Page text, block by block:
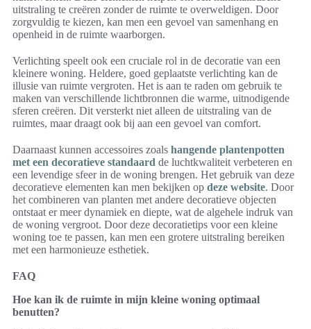
uitstraling te creëren zonder de ruimte te overweldigen. Door
zorgvuldig te kiezen, kan men een gevoel van samenhang en
openheid in de ruimte waarborgen.
Verlichting speelt ook een cruciale rol in de decoratie van een
kleinere woning. Heldere, goed geplaatste verlichting kan de
illusie van ruimte vergroten. Het is aan te raden om gebruik te
maken van verschillende lichtbronnen die warme, uitnodigende
sferen creëren. Dit versterkt niet alleen de uitstraling van de
ruimtes, maar draagt ook bij aan een gevoel van comfort.
Daarnaast kunnen accessoires zoals hangende plantenpotten
met een decoratieve standaard de luchtkwaliteit verbeteren en
een levendige sfeer in de woning brengen. Het gebruik van deze
decoratieve elementen kan men bekijken op deze website. Door
het combineren van planten met andere decoratieve objecten
ontstaat er meer dynamiek en diepte, wat de algehele indruk van
de woning vergroot. Door deze decoratietips voor een kleine
woning toe te passen, kan men een grotere uitstraling bereiken
met een harmonieuze esthetiek.
FAQ
Hoe kan ik de ruimte in mijn kleine woning optimaal
benutten?